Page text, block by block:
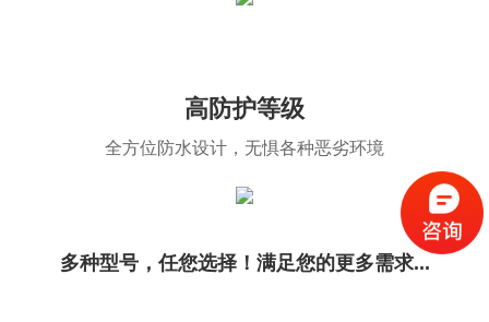
高防护等级
全方位防水设计，无惧各种恶劣环境
多种型号，任您选择！满足您的更多需求...